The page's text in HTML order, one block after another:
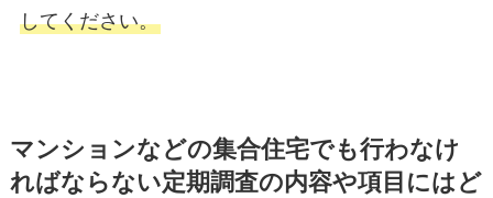
してください。
マンションなどの集合住宅でも行わなけ
ればならない定期調査の内容や項目にはど